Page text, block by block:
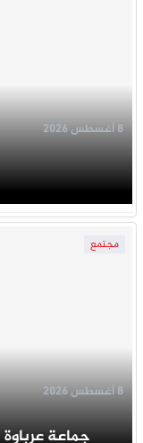
8 أغسطس 2026
مجتمع
جماعة
8 أغسطس 2026